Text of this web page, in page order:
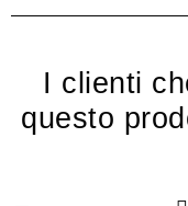
I clienti
questo